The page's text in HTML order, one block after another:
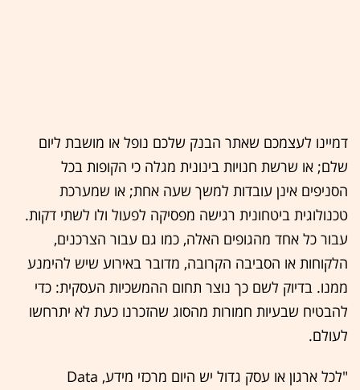
דמיינו לעצמכם שאתר הבנק שלכם נופל או מושבת ליום
שלם; או שרשת חנויות בינונית מגלה כי הקופות בכל
הסניפים אינן עובדות למשך שעה אחת; או שמערכת
טכנולוגית ביטחונית רגישה מפסיקה לפעול ולו לשתי דקות.
עבור כל אחד מהגופים האלה, כמו גם עבור הצרכנים,
הלקוחות או הסביבה הקרובה, מדובר באירוע שיש להימנע
ממנו. בדיוק לשם כך נוצר תחום ההמשכיות העסקית: כדי
להבטיח שבעיות חמורות מהסוג שהזכרנו כעת לא יתרחשו
לעולם.
"לכל ארגון או עסק גדול יש היום מרכזי מידע, Data